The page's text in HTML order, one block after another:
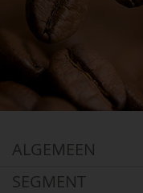
ALGEMEEN
SEGMENT